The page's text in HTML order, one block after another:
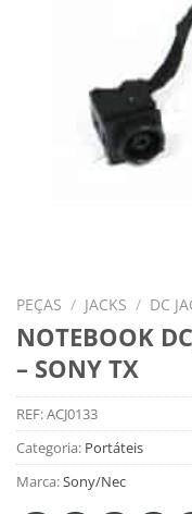
PEÇAS / JACKS / DC
NOTEBOOK
– SONY TX
REF:ACJ0133
Categoria: Portáteis
Marca:Sony/Nec